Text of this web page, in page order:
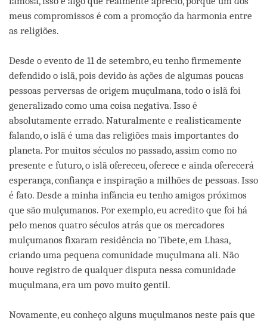
meus compromissos é com a promoção da harmonia entre
as religiões.
Desde o evento de 11 de setembro, eu tenho firmemente
defendido o islã, pois devido às ações de algumas poucas
pessoas perversas de origem muçulmana, todo o islã foi
generalizado como uma coisa negativa. Isso é
absolutamente errado. Naturalmente e realisticamente
falando, o islã é uma das religiões mais importantes do
planeta. Por muitos séculos no passado, assim como no
presente e futuro, o islã ofereceu, oferece e ainda oferecerá
esperança, confiança e inspiração a milhões de pessoas. Isso
é fato. Desde a minha infância eu tenho amigos próximos
que são mulçumanos. Por exemplo, eu acredito que foi há
pelo menos quatro séculos atrás que os mercadores
mulçumanos fixaram residência no Tibete, em Lhasa,
criando uma pequena comunidade muçulmana ali. Não
houve registro de qualquer disputa nessa comunidade
muçulmana, era um povo muito gentil.
Novamente, eu conheço alguns muçulmanos neste país que